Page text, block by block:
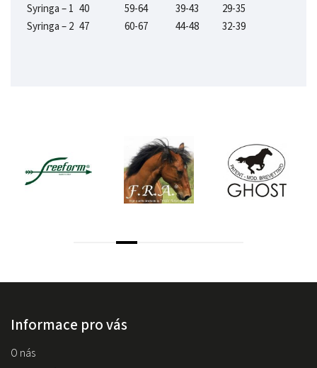
Syringa – 1 40 59-64 39-43
29-35
Syringa – 2 47 60-67 44-48 32-39
Informace pro vás
O nás